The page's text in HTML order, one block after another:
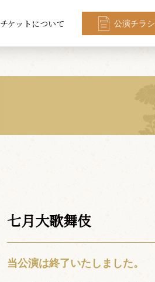
チケットについて 公演チラシ
七月大歌舞伎
当公演は終了いたしました。